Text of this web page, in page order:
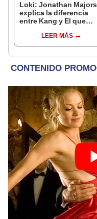
Loki: Jonathan Majors
explica la diferencia
entre Kang y El que
LEER MÁS